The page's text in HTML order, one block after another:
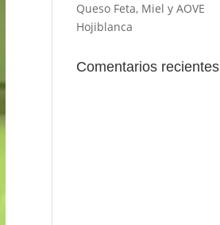
Queso Feta, Miel y AOVE
Hojiblanca
Comentarios recientes